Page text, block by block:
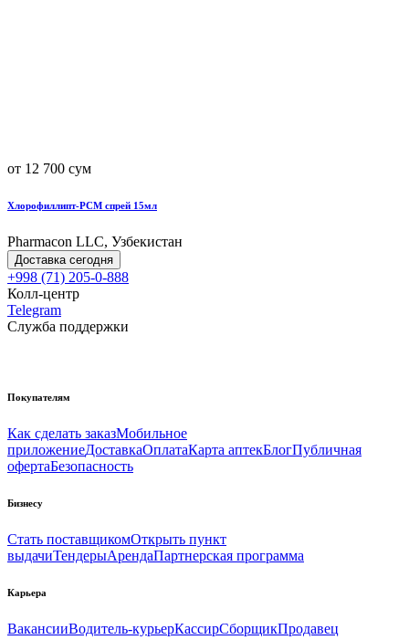
от 12 700 сум
Хлорофиллипт-РСМ спрей 15мл
Pharmacon LLC, Узбекистан
Доставка сегодня
+998 (71) 205-0-888
Колл-центр
Telegram
Служба поддержки
Покупателям
Как сделать заказМобильное
приложениеДоставкаОплатаКарта аптекБлогПубличная
офертаБезопасность
Бизнесу
Стать поставщикомОткрыть пункт
выдачиТендерыАрендаПартнерская программа
Карьера
ВакансииВодитель-курьерКассирСборщикПродавец